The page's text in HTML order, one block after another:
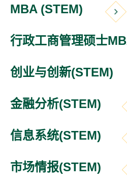
MBA (STEM)
行政工商管理硕士
创业与创新(STEM)
金融分析(STEM)
信息系统(STEM)
​市场情报(STEM)